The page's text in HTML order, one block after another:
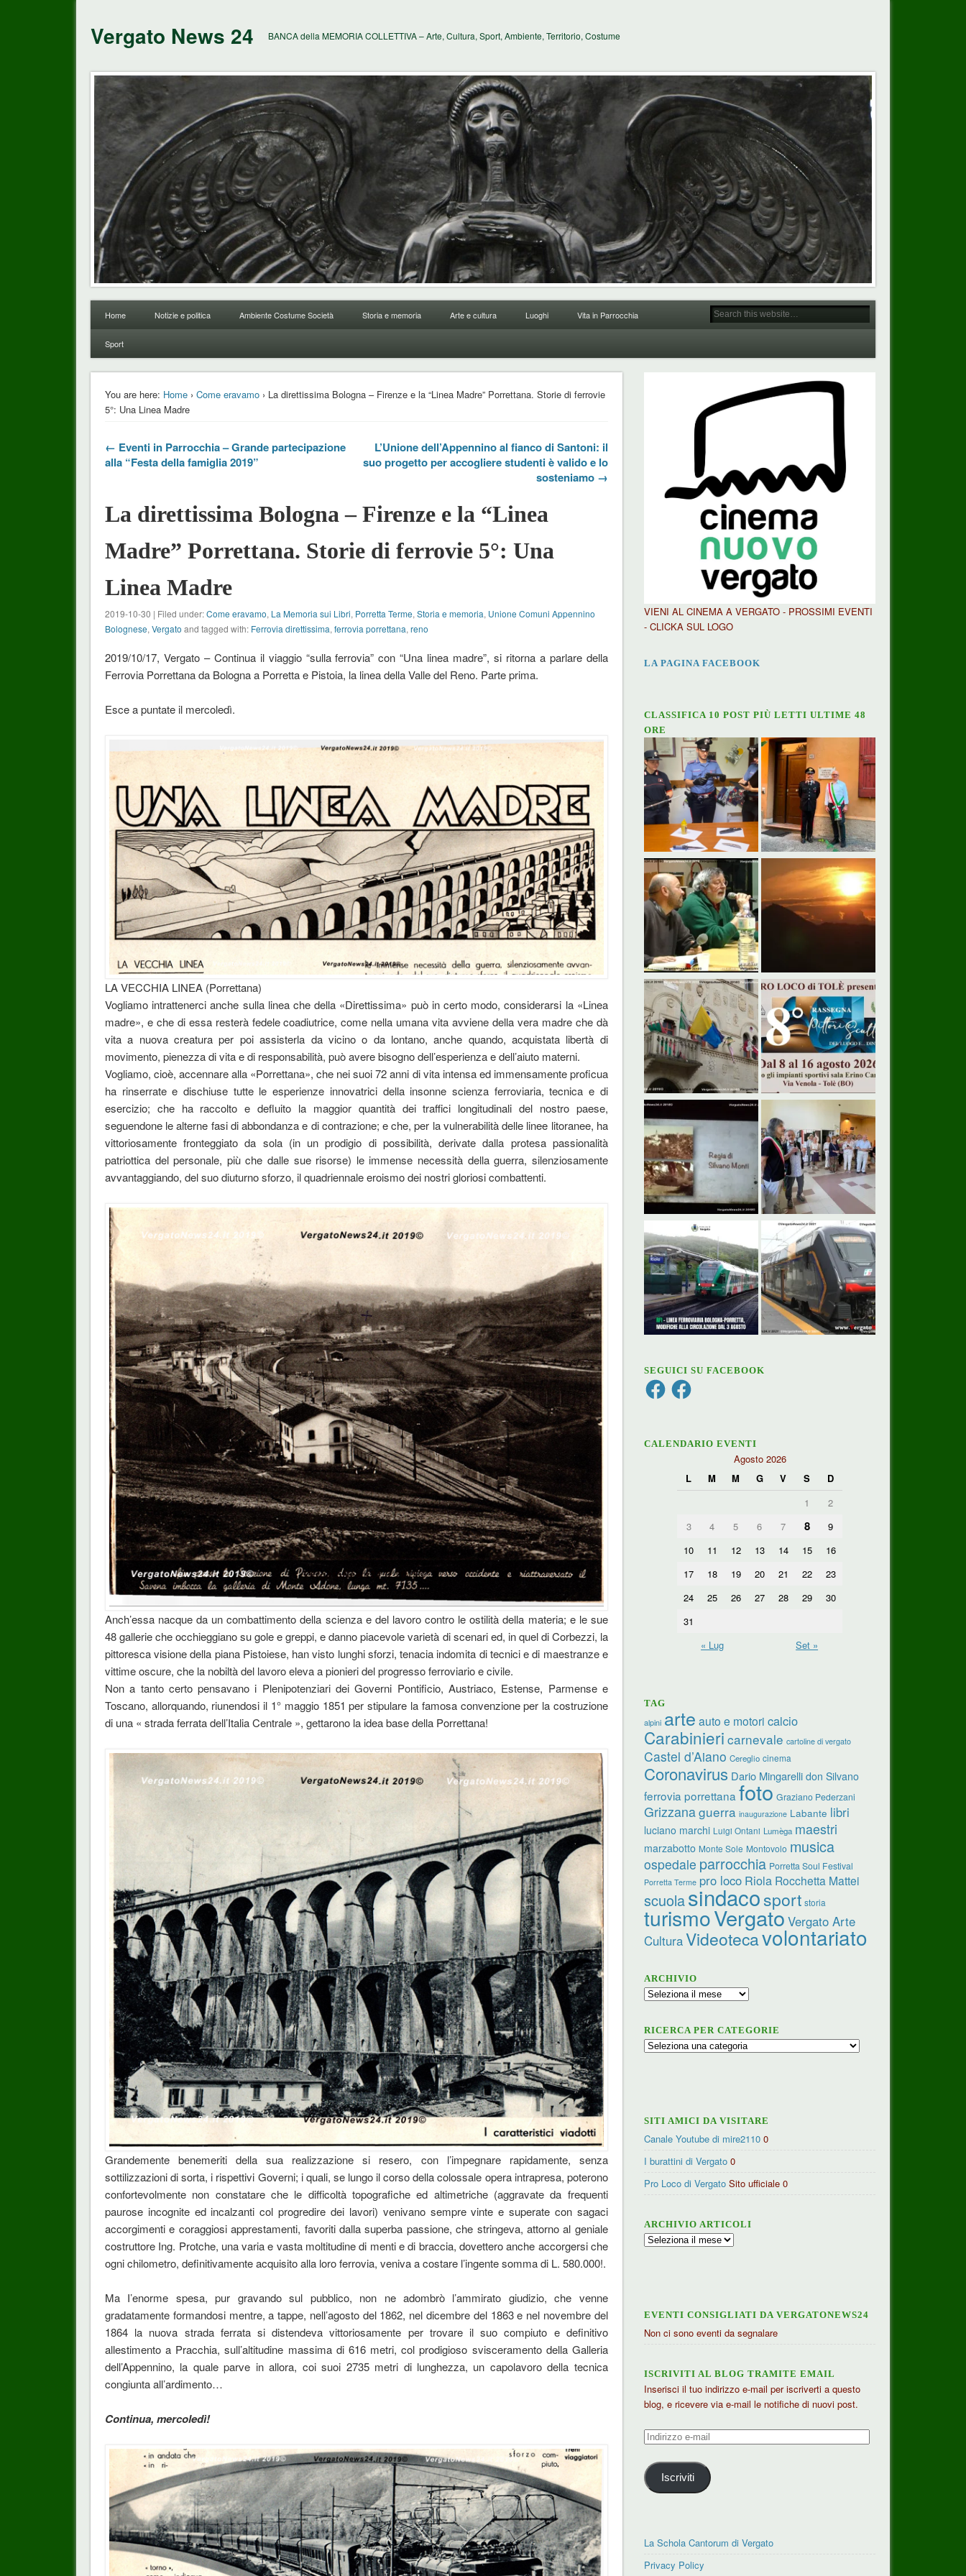
Vergato News 24 BANCA della MEMORIA COLLETTIVA – Arte, Cultura, Sport, Ambiente, Territorio, Costume
Home Notizie e politica Ambiente Costume Società Storia e memoria Arte e cultura Luoghi Vita in Parrocchia
Sport
You are here: Home› Come eravamo› La direttissima Bologna – Firenze e la “Linea Madre” Porrettana. Storie di ferrovie
5°: Una Linea Madre
← Eventi in Parrocchia – Grande partecipazione
alla “Festa della famiglia 2019”
L’Unione dell’Appennino al fianco di Santoni: il
suo progetto per accogliere studenti è valido e lo
sosteniamo →
La direttissima Bologna – Firenze e la “Linea
Madre” Porrettana. Storie di ferrovie 5°: Una
Linea Madre
2019-10-30 | Filed under:Come eravamo, La Memoria sui Libri, Porretta Terme, Storia e memoria, Unione Comuni Appennino
Bolognese, Vergato and tagged with: Ferrovia direttissima, ferrovia porrettana, reno
2019/10/17, Vergato – Continua il viaggio “sulla ferrovia” con “Una linea madre”, si ritorna a parlare della
Ferrovia Porrettana da Bologna a Porretta e Pistoia, la linea della Valle del Reno. Parte prima.
Esce a puntate il mercoledì.
LA VECCHIA LINEA (Porrettana)
Vogliamo intrattenerci anche sulla linea che della «Direttissima» può in certo modo, considerarsi la «Linea
madre», e che di essa resterà fedele coadiutrice, come nella umana vita avviene della vera madre che dà
vita a nuova creatura per poi assisterla da vicino o da lontano, anche quando, acquistata libertà di
movimento, pienezza di vita e di responsabilità, può avere bisogno dell’esperienza e dell’aiuto materni.
Vogliamo, cioè, accennare alla «Porrettana», che nei suoi 72 anni di vita intensa ed immensamente proficua
ha rinserrate e dischiuse tutte le esperienze innovatrici della insonne scienza ferroviaria, tecnica e di
esercizio; che ha raccolto e defluito la maggior quantità dei traffici longitudinali del nostro paese,
seguendone le alterne fasi di abbondanza e di contrazione; e che, per la vulnerabilità delle linee litoranee, ha
vittoriosamente fronteggiato da sola (in un prodigio di possibilità, derivate dalla protesa passionalità
patriottica del personale, più che dalle sue risorse) le immense necessità della guerra, silenziosamente
avvantaggiando, del suo diuturno sforzo, il quadriennale eroismo dei nostri gloriosi combattenti.
Anch’essa nacque da un combattimento della scienza e del lavoro contro le ostilità della materia; e le sue
48 gallerie che occhieggiano su gole e greppi, e danno piacevole varietà di scenari ed, in quel di Corbezzi, la
pittoresca visione della piana Pistoiese, han visto lunghi sforzi, tenacia indomita di tecnici e di maestranze e
vittime oscure, che la nobiltà del lavoro eleva a pionieri del progresso ferroviario e civile.
Non a tanto certo pensavano i Plenipotenziari dei Governi Pontificio, Austriaco, Estense, Parmense e
Toscano, allorquando, riunendosi il 1° maggio 1851 per stipulare la famosa convenzione per la costruzione
di una « strada ferrata dell’Italia Centrale », gettarono la idea base della Porrettana!
Grandemente benemeriti della sua realizzazione si resero, con l’impegnare rapidamente, senza
sottilizzazioni di sorta, i rispettivi Governi; i quali, se lungo il corso della colossale opera intrapresa, poterono
confortevolmente non constatare che le difficoltà topografiche ed altimetriche (aggravate da frequenti
paurose incognite ed incalzanti col progredire dei lavori) venivano sempre vinte e superate con sagaci
accorgimenti e coraggiosi apprestamenti, favoriti dalla superba passione, che stringeva, attorno al geniale
costruttore Ing. Protche, una varia e vasta moltitudine di menti e di braccia, dovettero anche accorgersi che
ogni chilometro, definitivamente acquisito alla loro ferrovia, veniva a costare l’ingente somma di L. 580.000!.
Ma I’enorme spesa, pur gravando sul pubblico, non ne adombrò l’ammirato giudizio, che venne
gradatamente formandosi mentre, a tappe, nell’agosto del 1862, nel dicembre del 1863 e nel novembre del
1864 la nuova strada ferrata si distendeva vittoriosamente per trovare il suo compiuto e definitivo
allestimento a Pracchia, sull’altitudine massima di 616 metri, col prodigioso svisceramento della Galleria
dell’Appennino, la quale parve in allora, coi suoi 2735 metri di lunghezza, un capolavoro della tecnica
congiunta all’ardimento…
Continua, mercoledì!
VIENI AL CINEMA A VERGATO - PROSSIMI EVENTI
- CLICKA SUL LOGO
LA PAGINA FACEBOOK
CLASSIFICA 10 POST PIÙ LETTI ULTIME 48
ORE
SEGUICI SU FACEBOOK
FacebookFacebook
CALENDARIO EVENTI
Agosto 2026
L
M M G V S
D
1
2
3
4 5 6 7 8
9
10
11 12 13 14 15
16
17
18 19 20 21 22
23
24
25 26 27 28 29
30
31
« Lug
Set »
TAG
alpini arte auto e motori calcio
Carabinieri carnevale cartoline di vergato
Castel d’Aiano Cereglio cinema
Coronavirus Dario Mingarelli don Silvano
ferrovia porrettana foto Graziano Pederzani
Grizzanaguerra inaugurazione Labante libri
luciano marchi Luigi Ontani Lumèga maestri
marzabotto Monte Sole Montovolo musica
ospedale parrocchia Porretta Soul Festival
Porretta Terme pro loco Riola Rocchetta Mattei
scuolasindacosport storia
turismoVergato Vergato Arte
CulturaVideotecavolontariato
ARCHIVIO
Archivio
RICERCA PER CATEGORIE
Ricerca
SITI AMICI DA VISITARE
Canale Youtube di mire2110 0
I burattini di Vergato 0
Pro Loco di Vergato Sito ufficiale 0
ARCHIVIO ARTICOLI
Archivio
EVENTI CONSIGLIATI DA VERGATONEWS24
Non ci sono eventi da segnalare
ISCRIVITI AL BLOG TRAMITE EMAIL
Inserisci il tuo indirizzo e-mail per iscriverti a questo
blog, e ricevere via e-mail le notifiche di nuovi post.
Indirizzo
mail
Iscriviti
La Schola Cantorum di Vergato
Privacy Policy